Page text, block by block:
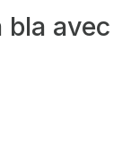
bla avec